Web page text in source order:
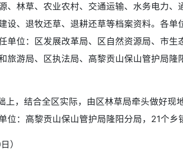
、林草、农业农村、交通运输、水务电力
设、退牧还草、退耕还草等档案资料。各
单位：区发展改革局、区自然资源局、市
旅游局、区执法局、高黎贡山保山管护局
上，结合全区实际，由区林草局牵头做好现
：高黎贡山保山管护局隆阳分局，21个乡
）